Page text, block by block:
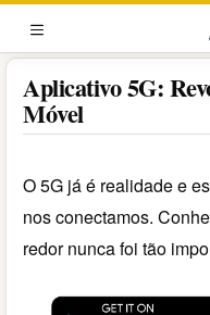
Pular
para
o
conteúdo
MENU
Aplicativo 5G:
Móvel
O 5G já é realidade e
nos conectamos.
redor nunca foi tão